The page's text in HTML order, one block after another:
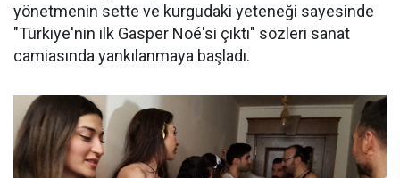
yönetmenin sette ve kurgudaki yeteneği sayesinde
"Türkiye'nin ilk Gasper Noé'si çıktı" sözleri sanat
camiasında yankılanmaya başladı.